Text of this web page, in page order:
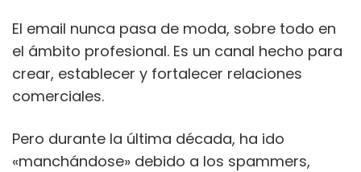
El email nunca pasa de moda, sobre todo en
el ámbito profesional. Es un canal hecho para
crear, establecer y fortalecer relaciones
comerciales.
Pero durante la última década, ha ido
«manchándose» debido a los spammers,